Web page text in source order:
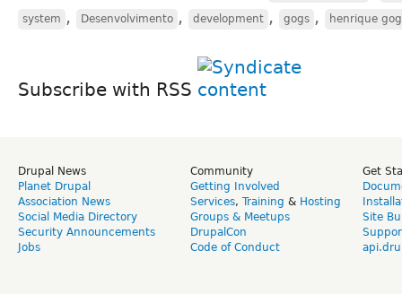
system , Desenvolvimento , development , gogs , henrique
Subscribe with RSS
Drupal News
Planet Drupal
Association News
Social Media Directory
Security Announcements
Jobs
Community
Getting Involved
Services, Training & Hosting
Groups & Meetups
DrupalCon
Code of Conduct
Get
Site